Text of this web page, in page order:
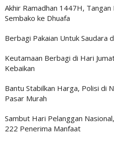
Akhir Ramadhan 1447H,
Sembako ke Dhuafa
Berbagi Pakaian Untuk Saudara
Keutamaan Berbagi di Hari
Kebaikan
Bantu Stabilkan Harga, Polisi di
Pasar Murah
Sambut Hari Pelanggan
222 Penerima Manfaat